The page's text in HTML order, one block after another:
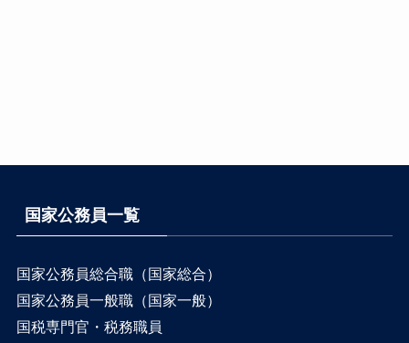
国家公務員一覧
国家公務員総合職（国家総合）
国家公務員一般職（国家一般）
国税専門官・税務職員